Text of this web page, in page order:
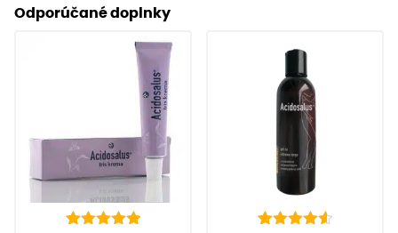
Odporúčané doplnky